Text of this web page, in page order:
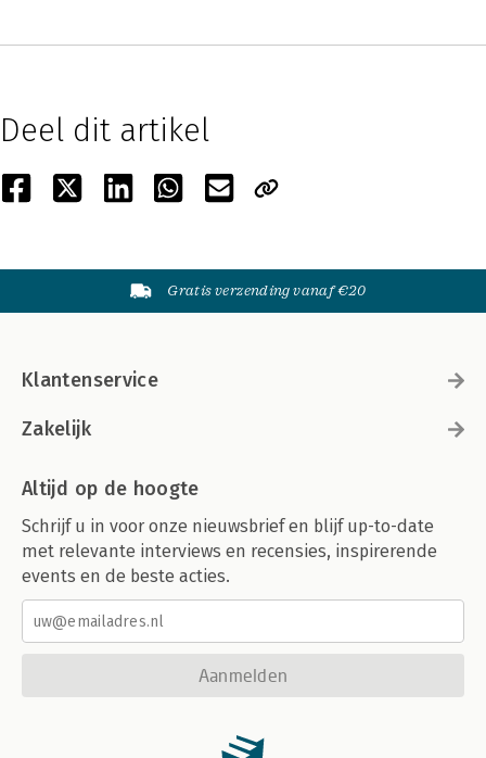
Deel dit artikel
Gratis verzending vanaf €20
Klantenservice
Zakelijk
Altijd op de hoogte
Schrijf u in voor onze nieuwsbrief en blijf up-to-date
met relevante interviews en recensies, inspirerende
events en de beste acties.
Aanmelden